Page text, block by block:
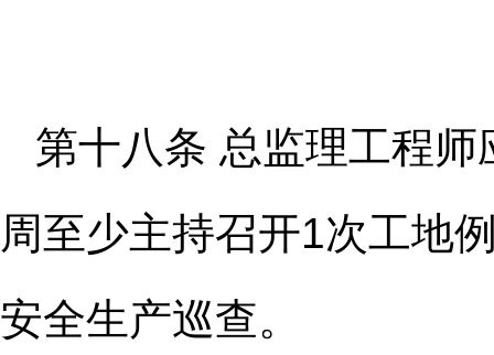
第十八条 总监理工程
周至少主持召开1次工地
安全生产巡查。